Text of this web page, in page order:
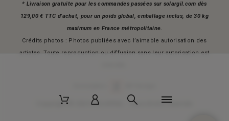
* Livraison gratuite pour les commandes passées sur solargil.com dès
129,00 € TTC d'achat, pour un poids global, emballage inclus, de 30 kg
maximum en France métropolitaine.
Crédits photos : Photos publiées avec l’aimable autorisation des
artistes. Toute reproduction ou diffusion sans leur autorisation est
Copyright © 2025 SOLARGIL - Tous droits réservés